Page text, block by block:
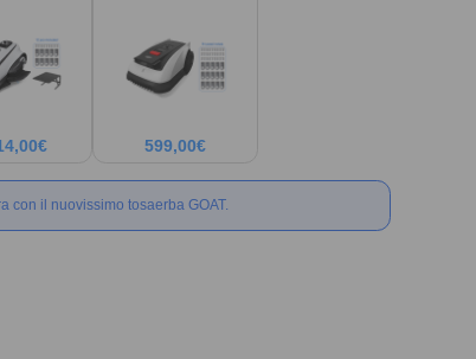
€ 599,00€
con il nuovissimo tosaerba GOAT.